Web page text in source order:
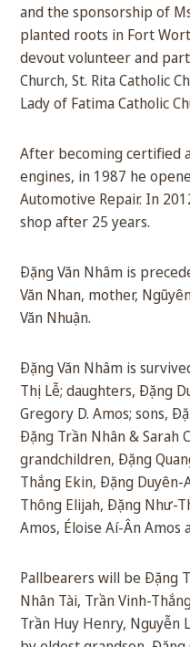
and the sponsorship of
planted roots in Fort
devout volunteer and
Church, St. Rita Catholic
Lady of Fatima Catholic
After becoming certified
engines, in 1987 he
Automotive Repair. In
shop after 25 years.
Đặng Văn Nhâm is
Văn Nhan, mother,
Văn Nhuận.
Đặng Văn Nhâm is
Thị Lễ; daughters, Đặng
Gregory D. Amos; sons,
Đặng Trần Nhân & Sarah
grandchildren, Đặng
Thắng Ekin, Đặng
Thông Elijah, Đặng Như-
Amos, Éloise Aí-Ân Amos
Pallbearers will be Đặng
Nhân Tài, Trần Vinh-
Trần Huy Henry, Nguyễn